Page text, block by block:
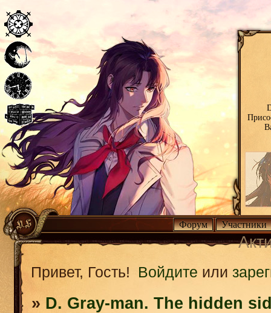
Форум Участники
Привет, Гость! Войдите или
» D. Gray-man. The hidden